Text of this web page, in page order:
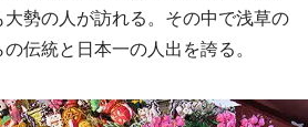
勢の人が訪れる。その中で浅草の
伝統と日本一の人出を誇る。